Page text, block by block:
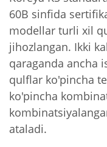
60B sinfida
modellar turli xil
jihozlangan. Ikki
qaraganda ancha
qulflar ko'pincha
ko'pincha
ataladi.